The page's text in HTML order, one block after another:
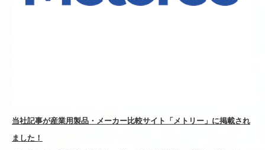
当社記事が産業用製品・メーカー比較サイト「メトリー」に掲載され
ました！